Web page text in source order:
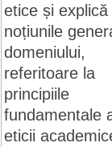
etice și explică
noțiunile
domeniului,
referitoare la
principiile
fundamentale
eticii